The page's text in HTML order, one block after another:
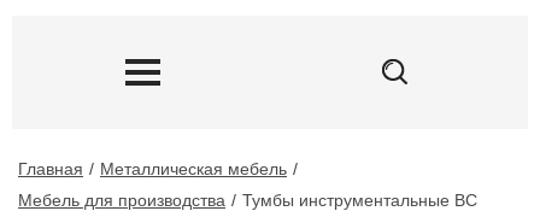
Главная
Металлическая мебель
Мебель для производства
Тумбы инструментальные ВС